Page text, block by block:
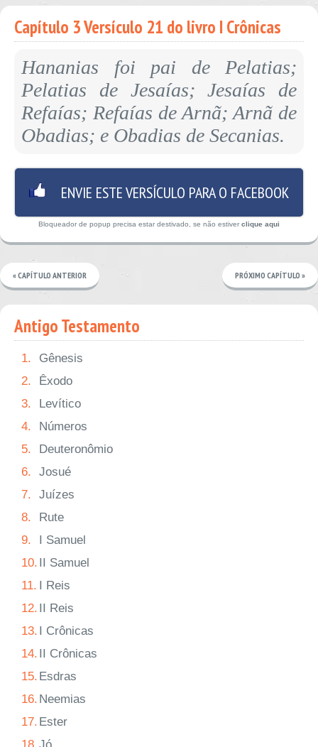
Capítulo 3 Versículo 21 do livro I Crônicas
Hananias foi pai de Pelatias;
Pelatias de Jesaías; Jesaías de
Refaías; Refaías de Arnã; Arnã de
Obadias; e Obadias de Secanias.
ENVIE ESTE VERSÍCULO PARA O FACEBOOK
Bloqueador de popup precisa estar destivado, se não estiver clique aqui
« CAPÍTULO ANTERIOR PRÓXIMO CAPÍTULO »
Antigo Testamento
1.
Gênesis
2.
Êxodo
3.
Levítico
4.
Números
5.
Deuteronômio
6.
Josué
7.
Juízes
8.
Rute
9.
I Samuel
10. II Samuel
11. I Reis
12. II Reis
13. I Crônicas
14. II Crônicas
15. Esdras
16. Neemias
17. Ester